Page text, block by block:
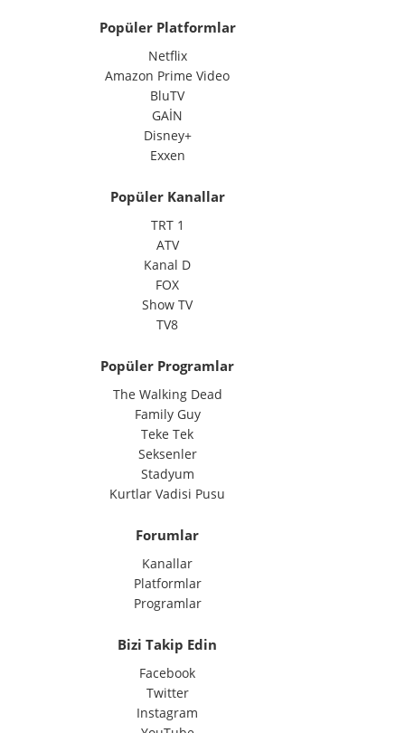
Popüler Platformlar
Netflix
Amazon Prime Video
BluTV
GAİN
Disney+
Exxen
Popüler Kanallar
TRT 1
ATV
Kanal D
FOX
Show TV
TV8
Popüler Programlar
The Walking Dead
Family Guy
Teke Tek
Seksenler
Stadyum
Kurtlar Vadisi Pusu
Forumlar
Kanallar
Platformlar
Programlar
Bizi Takip Edin
Facebook
Twitter
Instagram